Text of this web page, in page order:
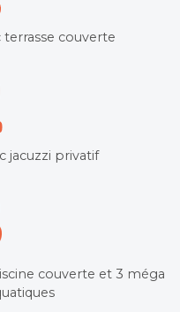
terrasse couverte
jacuzzi privatif
couverte et 3 méga